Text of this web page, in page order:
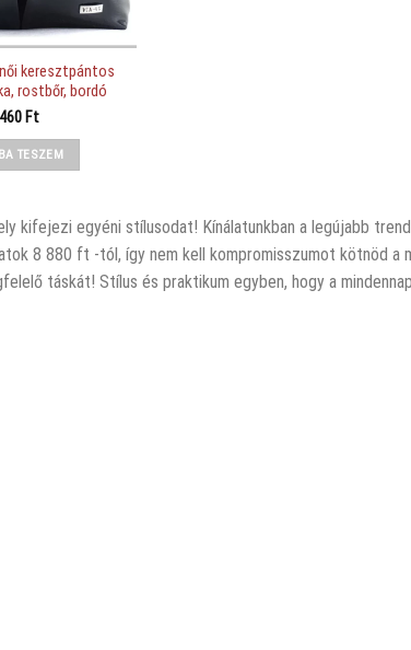
keresztpántos
rostbőr, bordó
Ft
TESZEM
kifejezi egyéni stílusodat! Kínálatunkban a legújabb
8 880 ft -tól, így nem kell kompromisszumot kötnöd a
táskát! Stílus és praktikum egyben, hogy a